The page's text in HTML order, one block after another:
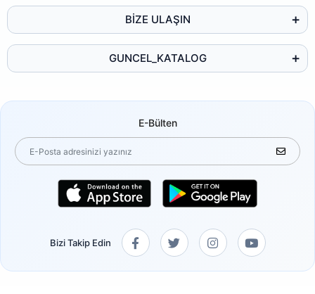
BİZE ULAŞIN
GUNCEL_KATALOG
E-Bülten
Bizi Takip Edin